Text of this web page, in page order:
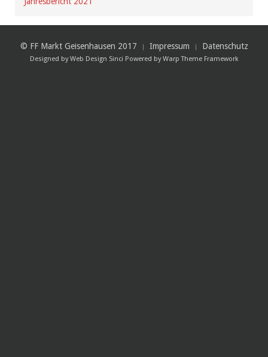
© FF Markt Geisenhausen 2017 Impressum Datenschutz
Designed byWeb Design Sinci Powered byWarp Theme Framework